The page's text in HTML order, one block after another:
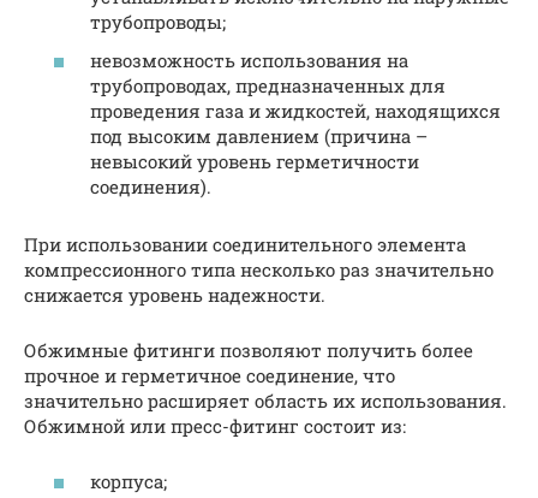
трубопроводы;
невозможность использования на
трубопроводах, предназначенных для
проведения газа и жидкостей, находящихся
под высоким давлением (причина –
невысокий уровень герметичности
соединения).
При использовании соединительного элемента
компрессионного типа несколько раз значительно
снижается уровень надежности.
Обжимные фитинги позволяют получить более
прочное и герметичное соединение, что
значительно расширяет область их использования.
Обжимной или пресс-фитинг состоит из:
корпуса;